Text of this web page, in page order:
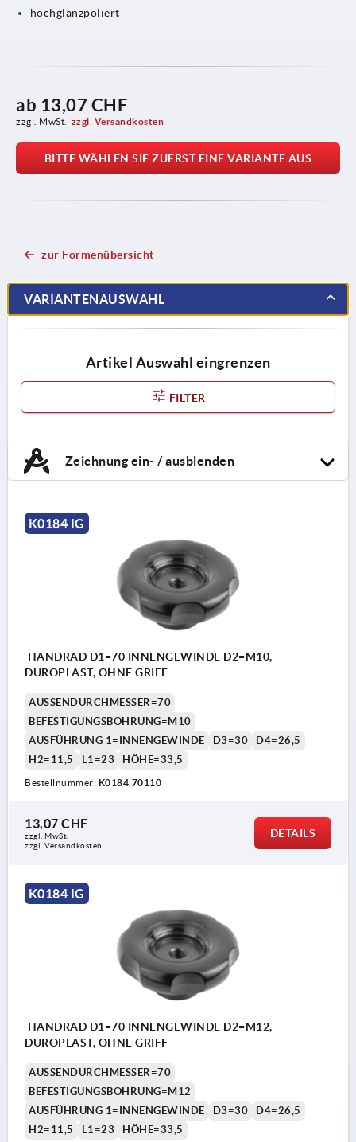
hochglanzpoliert
ab 13,07 CHF
zzgl. MwSt. zzgl. Versandkosten
BITTE WÄHLEN SIE ZUERST EINE VARIANTE AUS
zur Formenübersicht
VARIANTENAUSWAHL
Artikel Auswahl eingrenzen
FILTER
Zeichnung ein- / ausblenden
K0184 IG
HANDRAD D1=70 INNENGEWINDE D2=M10,
DUROPLAST, OHNE GRIFF
AUSSENDURCHMESSER=70
BEFESTIGUNGSBOHRUNG=M10
AUSFÜHRUNG 1=INNENGEWINDE
D3=30
D4=26,5
H2=11,5
L1=23 HÖHE=33,5
Bestellnummer: K0184.70110
13,07 CHF
zzgl. MwSt.
zzgl. Versandkosten
DETAILS
K0184 IG
HANDRAD D1=70 INNENGEWINDE D2=M12,
DUROPLAST, OHNE GRIFF
AUSSENDURCHMESSER=70
BEFESTIGUNGSBOHRUNG=M12
AUSFÜHRUNG 1=INNENGEWINDE
D3=30
D4=26,5
H2=11,5
L1=23 HÖHE=33,5